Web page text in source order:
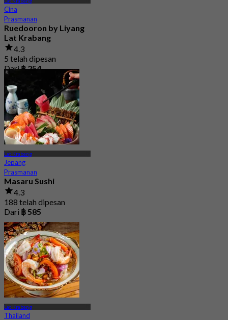
Cina
Prasmanan
Ruedooron by Liyang
Lat Krabang
4.3
5 telah dipesan
Dari฿ 254
Lat Krabang
Jepang
Prasmanan
Masaru Sushi
4.3
188 telah dipesan
Dari ฿ 585
Lat Krabang
Thailand